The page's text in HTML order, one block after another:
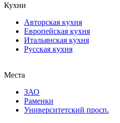
Кухни
Авторская кухня
Европейская кухня
Итальянская кухня
Русская кухня
Места
ЗАО
Раменки
Университетский просп.